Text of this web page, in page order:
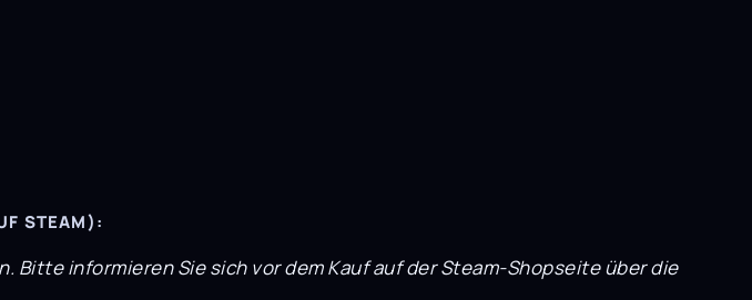
STEAM):
informieren Sie sich vor dem Kauf auf der Steam-Shopseite über die